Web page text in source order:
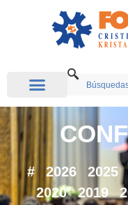
# 2026 2025
2020
2019